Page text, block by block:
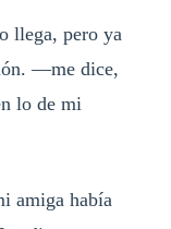
llega, pero ya
—me dice,
lo de mi
amiga había